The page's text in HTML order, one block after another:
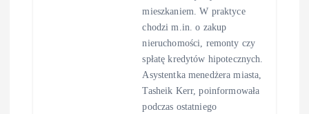
mieszkaniem. W praktyce
chodzi m.in. o zakup
nieruchomości, remonty czy
spłatę kredytów hipotecznych.
Asystentka menedżera miasta,
Tasheik Kerr, poinformowała
podczas ostatniego